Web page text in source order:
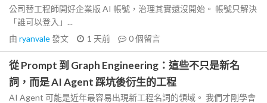
公司替工程師開好企業版 AI 帳號，治理其實還沒開始。 帳號只解決
「誰可以登入」...
由 ryanvale發文 1 天前 0個留言
從 Prompt 到 Graph Engineering：這些不只是新名
詞，而是 AI Agent 踩坑後衍生的工程
AI Agent 可能是近年最容易出現新工程名詞的領域。 我們才剛學會